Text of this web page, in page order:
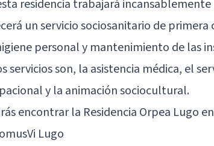
residencia trabajará
un servicio sociosanitario de
personal y mantenimiento de las
servicios son, la asistencia médica, el
y la animación sociocultural.
encontrar la Residencia Orpea Lugo
Lugo